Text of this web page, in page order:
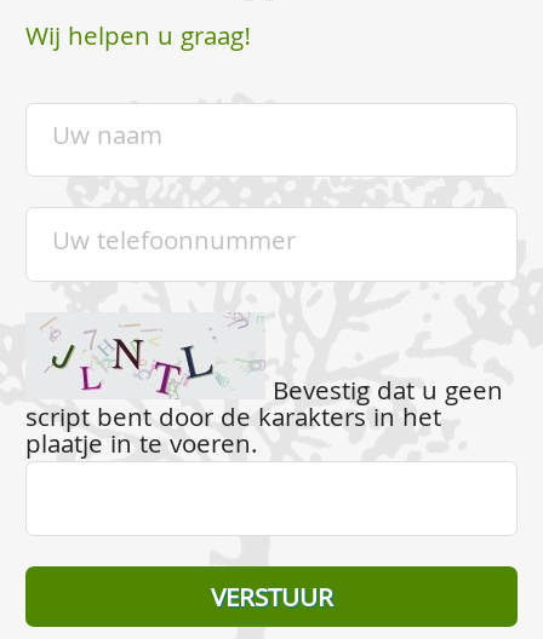
Wij helpen u graag!
Bevestig dat u geen
script bent door de karakters in het
plaatje in te voeren.